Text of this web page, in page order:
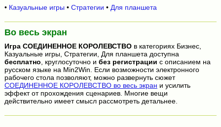
• Казуальные игры • Стратегии • Для планшета
Во весь экран
Игра СОЕДИНЕННОЕ КОРОЛЕВСТВОв категориях Бизнес,
Казуальные игры, Стратегии, Для планшета доступна
бесплатно , круглосуточно и без регистрации с описанием на
русском языке на Min2Win. Если возможности электронного
рабочего стола позволяют, можно развернуть сюжет
СОЕДИНЕННОЕ КОРОЛЕВСТВО во весь экран и усилить
эффект от прохождения сценариев. Многие вещи
действительно имеет смысл рассмотреть детальнее.